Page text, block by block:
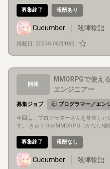
うか助けていただきたいです。 具体的には オンライン部分をphotonのfusio
nを使用しているのですが、 一緒にネ
査を行っていただけるエンジニアの方
問題ありません。 本当に困っておりますので、興味をお持ちいただいた方 も
し、心当たりある方はご連絡いただき
募集終了 報酬あり
Cucumber 殺陣物語
掲載日: 2023年08月10日
開発
MMORPGで使え
エンジニアー
募集ジョブ プログラマー／エン
今回は、プログラマーさんを募集したいと思います。
す。 きゅうりがMMORPG（かなり極端なもの）作りたくてやっていたわけ
が多いです。 きゅうりの環境ではWinOS,MaxOSともに全部動きます。 プロ
グラマーさんの募集は特殊で、きゅうりがプ
1人ではできないこと、をやってもら
という見解になります。 前置きは、これで、今回、猛烈にネットワークテス
募集終了 報酬なし
Cucumber 殺陣物語